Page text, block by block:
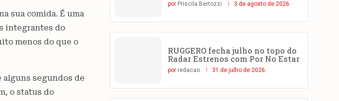
sua comida. É uma
integrantes do
menos do que o
alguns segundos de
o status do
por Priscila Bertozzi 3 de agosto de 2026
RUGGERO fecha julho no topo do
Radar Estrenos com Por No Estar
por redacao 31 de julho de 2026